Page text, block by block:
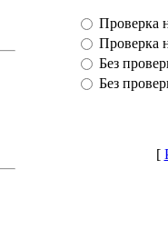
Проверка
Проверка
Без
Без
[